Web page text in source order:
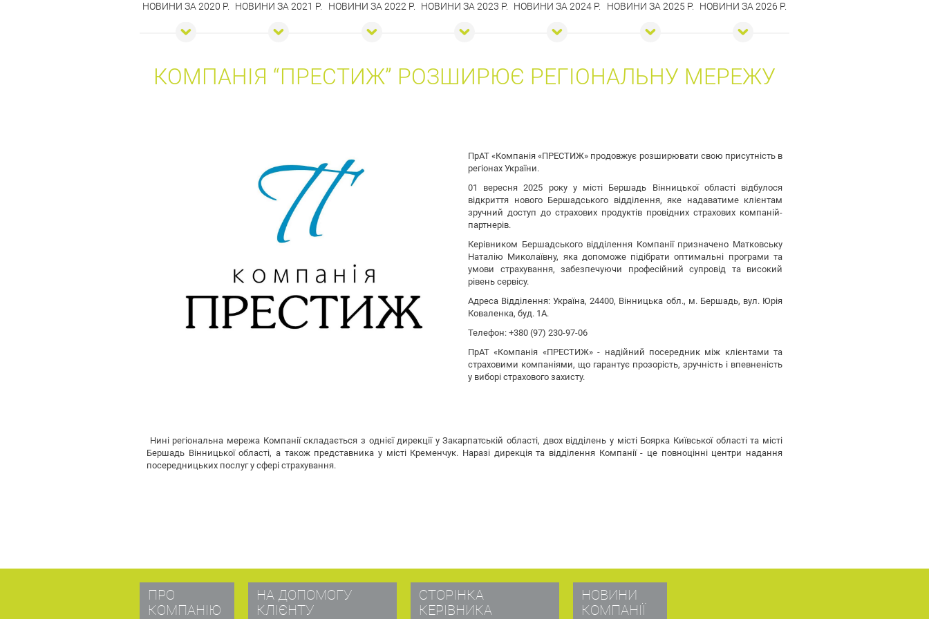
НОВИНИ ЗА 2020 Р. НОВИНИ ЗА 2021 Р. НОВИНИ ЗА 2022 Р. НОВИНИ ЗА 2023 Р. НОВИНИ ЗА 2024 Р. НОВИНИ ЗА 2025 Р. НОВИНИ ЗА 2026 Р.
КОМПАНІЯ “ПРЕСТИЖ” РОЗШИРЮЄ РЕГІОНАЛЬНУ МЕРЕЖУ
ПрАТ «Компанія «ПРЕСТИЖ» продовжує розширювати свою присутність в
регіонах України.
01 вересня 2025 року у місті Бершадь Вінницької області відбулося
відкриття нового Бершадського відділення, яке надаватиме клієнтам
зручний доступ до страхових продуктів провідних страхових компаній-
партнерів.
Керівником Бершадського відділення Компанії призначено Матковську
Наталію Миколаївну, яка допоможе підібрати оптимальні програми та
умови страхування, забезпечуючи професійний супровід та високий
рівень сервісу.
Адреса Відділення: Україна, 24400, Вінницька обл., м. Бершадь, вул. Юрія
Коваленка, буд. 1А.
Телефон: +380 (97) 230-97-06
ПрАТ «Компанія «ПРЕСТИЖ» - надійний посередник між клієнтами та
страховими компаніями, що гарантує прозорість, зручність і впевненість
у виборі страхового захисту.
Нині регіональна мережа Компанії складається з однієї дирекції у Закарпатській області, двох відділень у місті Боярка Київської області та місті
Бершадь Вінницької області, а також представника у місті Кременчук. Наразі дирекція та відділення Компанії - це повноцінні центри надання
посередницьких послуг у сфері страхування.
ПРО
КОМПАНІЮ
НА ДОПОМОГУ
КЛІЄНТУ
СТОРІНКА
КЕРІВНИКА
НОВИНИ
КОМПАНІЇ